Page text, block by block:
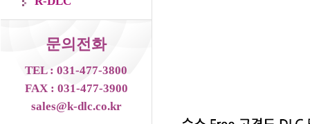
문의전화
TEL : 031-477-3800
FAX : 031-477-3900
sales@k-dlc.co.kr